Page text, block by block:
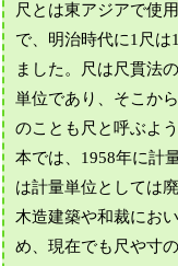
尺とは東アジアで使
で、明治時代に1尺は
ました。尺は尺貫法
単位であり、そこか
のことも尺と呼ぶよ
本では、1958年に計
は計量単位としては
木造建築や和裁にお
め、現在でも尺や寸